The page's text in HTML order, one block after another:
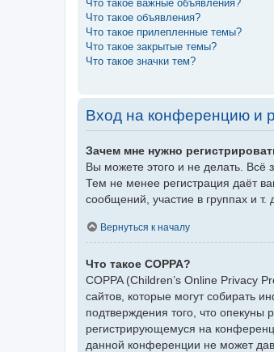
Что такое важные объявления?
Что такое объявления?
Что такое прилепленные темы?
Что такое закрытые темы?
Что такое значки тем?
Вход на конференцию и
Зачем мне нужно
Вы можете этого и не делать. Всё
Тем не менее регистрация даёт
сообщений, участие в группах и т.
Вернуться к началу
Что такое COPPA?
COPPA (Children’s Online Privacy
сайтов, которые могут собирать
подтверждения того, что
регистрирующемуся на
данной конференции не может